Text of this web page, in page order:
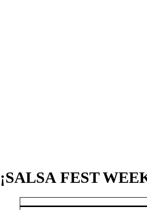
¡SALSA FEST